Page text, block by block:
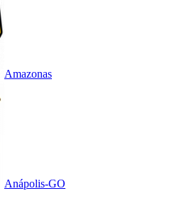
Amazonas
Anápolis-GO